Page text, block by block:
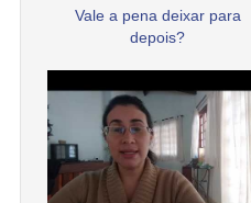
Vale a pena deixar para
depois?